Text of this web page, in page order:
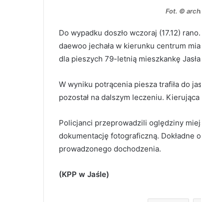
Fot. ©
Do wypadku doszło wczoraj (17.12)
daewoo jechała w kierunku centrum
dla pieszych 79-letnią mieszkankę
W wyniku potrącenia piesza trafiła do
pozostał na dalszym leczeniu.
Policjanci przeprowadzili oględziny
dokumentację fotograficzną. Dokładne
prowadzonego dochodzenia.
(KPP w Jaśle)